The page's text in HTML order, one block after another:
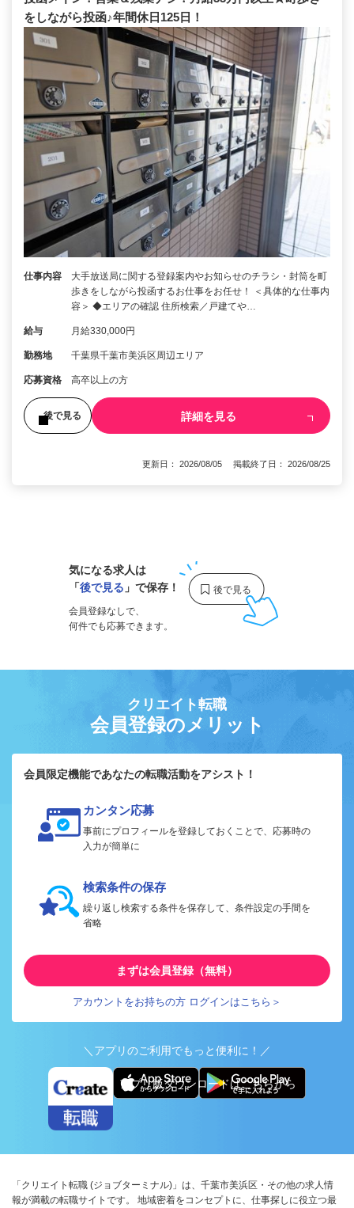
をしながら投函♪年間休日125日！
仕事内容
大手放送局に関する登録案内やお知らせのチラシ・封筒を町
歩きをしながら投函するお仕事をお任せ！ ＜具体的な仕事内
容＞ ◆エリアの確認 住所検索／戸建てや…
給与 月給330,000円
勤務地 千葉県千葉市美浜区周辺エリア
応募資格 高卒以上の方
後で見る 詳細を見る
更新日： 2026/08/05 掲載終了日： 2026/08/25
気になる求人は
「後で見る 」で保存！
会員登録なしで、
何件でも応募できます。
クリエイト転職
会員登録のメリット
会員限定機能であなたの転職活動をアシスト！
カンタン応募
事前にプロフィールを登録しておくことで、応募時の
入力が簡単に
検索条件の保存
繰り返し検索する条件を保存して、条件設定の手間を
省略
まずは会員登録（無料）
アカウントをお持ちの方 ログインはこちら＞
＼アプリのご利用でもっと便利に！／
アプリ版ダウンロードはこちらから
「クリエイト転職 (ジョブターミナル)」は、千葉市美浜区・その他の求人情
報が満載の転職サイトです。 地域密着をコンセプトに、仕事探しに役立つ最